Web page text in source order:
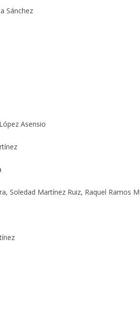
Sánchez
Asensio
Soledad Martínez Ruiz, Raquel Ramos